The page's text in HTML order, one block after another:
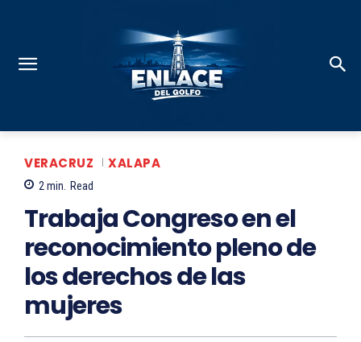
VERACRUZ XALAPA
2 min. Read
Trabaja Congreso en el
reconocimiento pleno de
los derechos de las
mujeres